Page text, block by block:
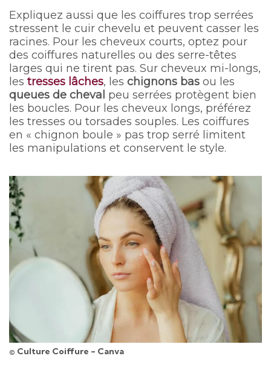
Expliquez aussi que les coiffures trop serrées
stressent le cuir chevelu et peuvent casser les
racines. Pour les cheveux courts, optez pour
des coiffures naturelles ou des serre-têtes
larges qui ne tirent pas. Sur cheveux mi-longs,
les tresses lâches, les chignons bas ou les
queues de cheval peu serrées protègent bien
les boucles. Pour les cheveux longs, préférez
les tresses ou torsades souples. Les coiffures
en « chignon boule » pas trop serré limitent
les manipulations et conservent le style.
© Culture Coiffure - Canva